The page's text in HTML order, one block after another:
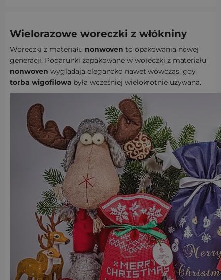
Wielorazowe woreczki z włókniny
Woreczki z materiału nonwoven to opakowania nowej
generacji. Podarunki zapakowane w woreczki z materiału
nonwoven wyglądają elegancko nawet wówczas, gdy
torba wigofilowa była wcześniej wielokrotnie używana.